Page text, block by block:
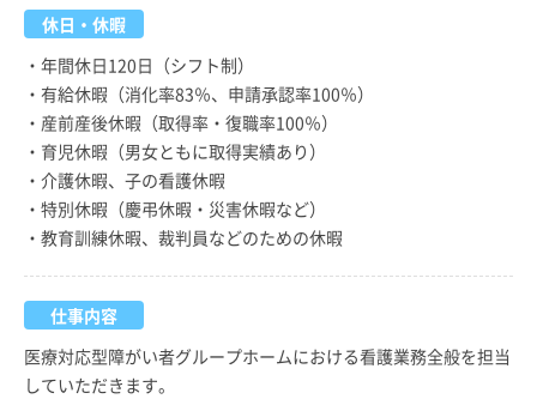
休日・休暇
・年間休日120日（シフト制）
・有給休暇（消化率83％、申請承認率100％）
・産前産後休暇（取得率・復職率100％）
・育児休暇（男女ともに取得実績あり）
・介護休暇、子の看護休暇
・特別休暇（慶弔休暇・災害休暇など）
・教育訓練休暇、裁判員などのための休暇
仕事内容
医療対応型障がい者グループホームにおける看護業務全般を担当
していただきます。